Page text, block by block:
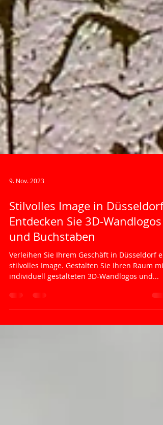
9. Nov. 2023
Stilvolles Image in Düsseldorf:
und Buchstaben
Verleihen Sie Ihrem Geschäft in Düsseldorf
stilvolles Image. Gestalten Sie Ihren Raum mit